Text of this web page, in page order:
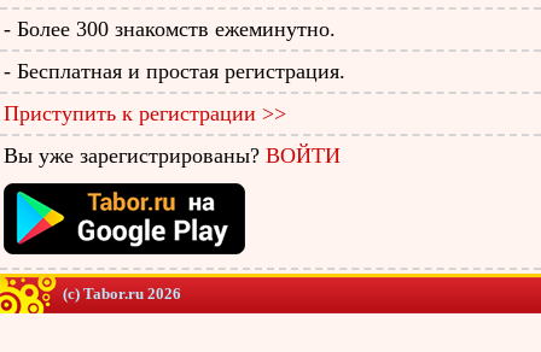
- Более 300 знакомств ежеминутно.
- Бесплатная и простая регистрация.
Приступить к регистрации >>
Вы уже зарегистрированы? ВОЙТИ
(c) Tabor.ru 2026